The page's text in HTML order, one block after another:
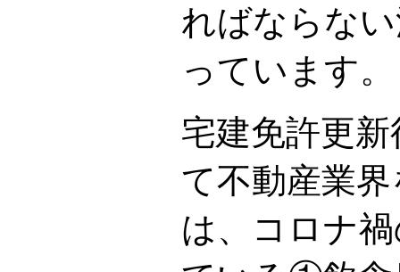
ればならな
っています
宅建免許更
て不動産業
は、コロナ